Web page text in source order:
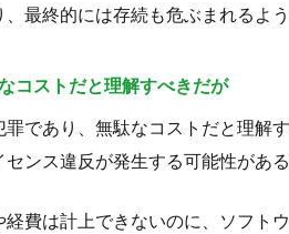
最終的には存続も危ぶまれるよ
コストだと理解すべきだが
であり、無駄なコストだと理解
ンス違反が発生する可能性がある
費は計上できないのに、ソフト